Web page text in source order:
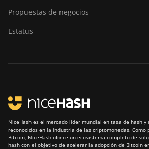
Propuestas de negocios
Estatus
NiceHash es el mercado líder mundial en tasa de hash y
reconocidos en la industria de las criptomonedas.
Bitcoin, NiceHash ofrece un ecosistema completo de
hash con el objetivo de acelerar la adopción de Bitcoin